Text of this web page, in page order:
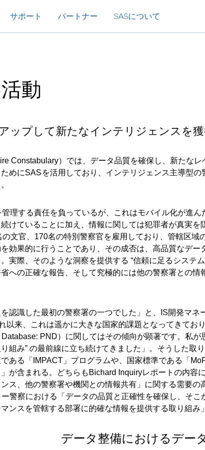
サポート パートナー SASについて
動
ップして新たなインテリジェンスを
Constabulary）では、データ品質を確保し、新たなレ
めにSAS を活用しており、インテリジェンス主導型の
理する責任を負っているが、これはモバイル化が進ん
けていることに加え、情報に関しては犯罪者が真実を
文官、170名の特別警察官を雇用しており、管轄区域
効果的に行うことであり、その成否は、高品質なデー
実際、そのような洞察を提供する “信頼に足るシステ
への正確な報告、そして究極的には他の警察署との情
認識した最初の警察署の一つでした」と、IS開発マネ
以来、これは遥かに大きな国家的課題となってきてお
PND）に関してはその傾向が顕著です。私が
組み” の最前線に立ち続けてきました」。そうした取
ある「IMPACT」プログラムや、国家標準である「
が含まれる。どちらもBichard Inquiryレポートの内容
ス、他の警察署や機関との情報共有」に関する需要の
警察における「データの品質と正確性を確保し、そこ
ンスを管轄する部署に的確な情報を提供する取り組み
データ整備におけるデー